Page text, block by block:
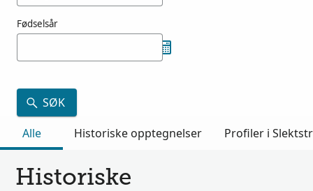
Fødselsår
SØK
Alle
Historiske opptegnelser Profiler i
Historiske